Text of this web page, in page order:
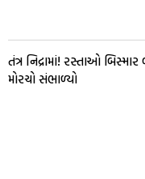
તંત્ર નિદ્રામાં! રસ્તાઓ
મોરચો સંભાળ્યો